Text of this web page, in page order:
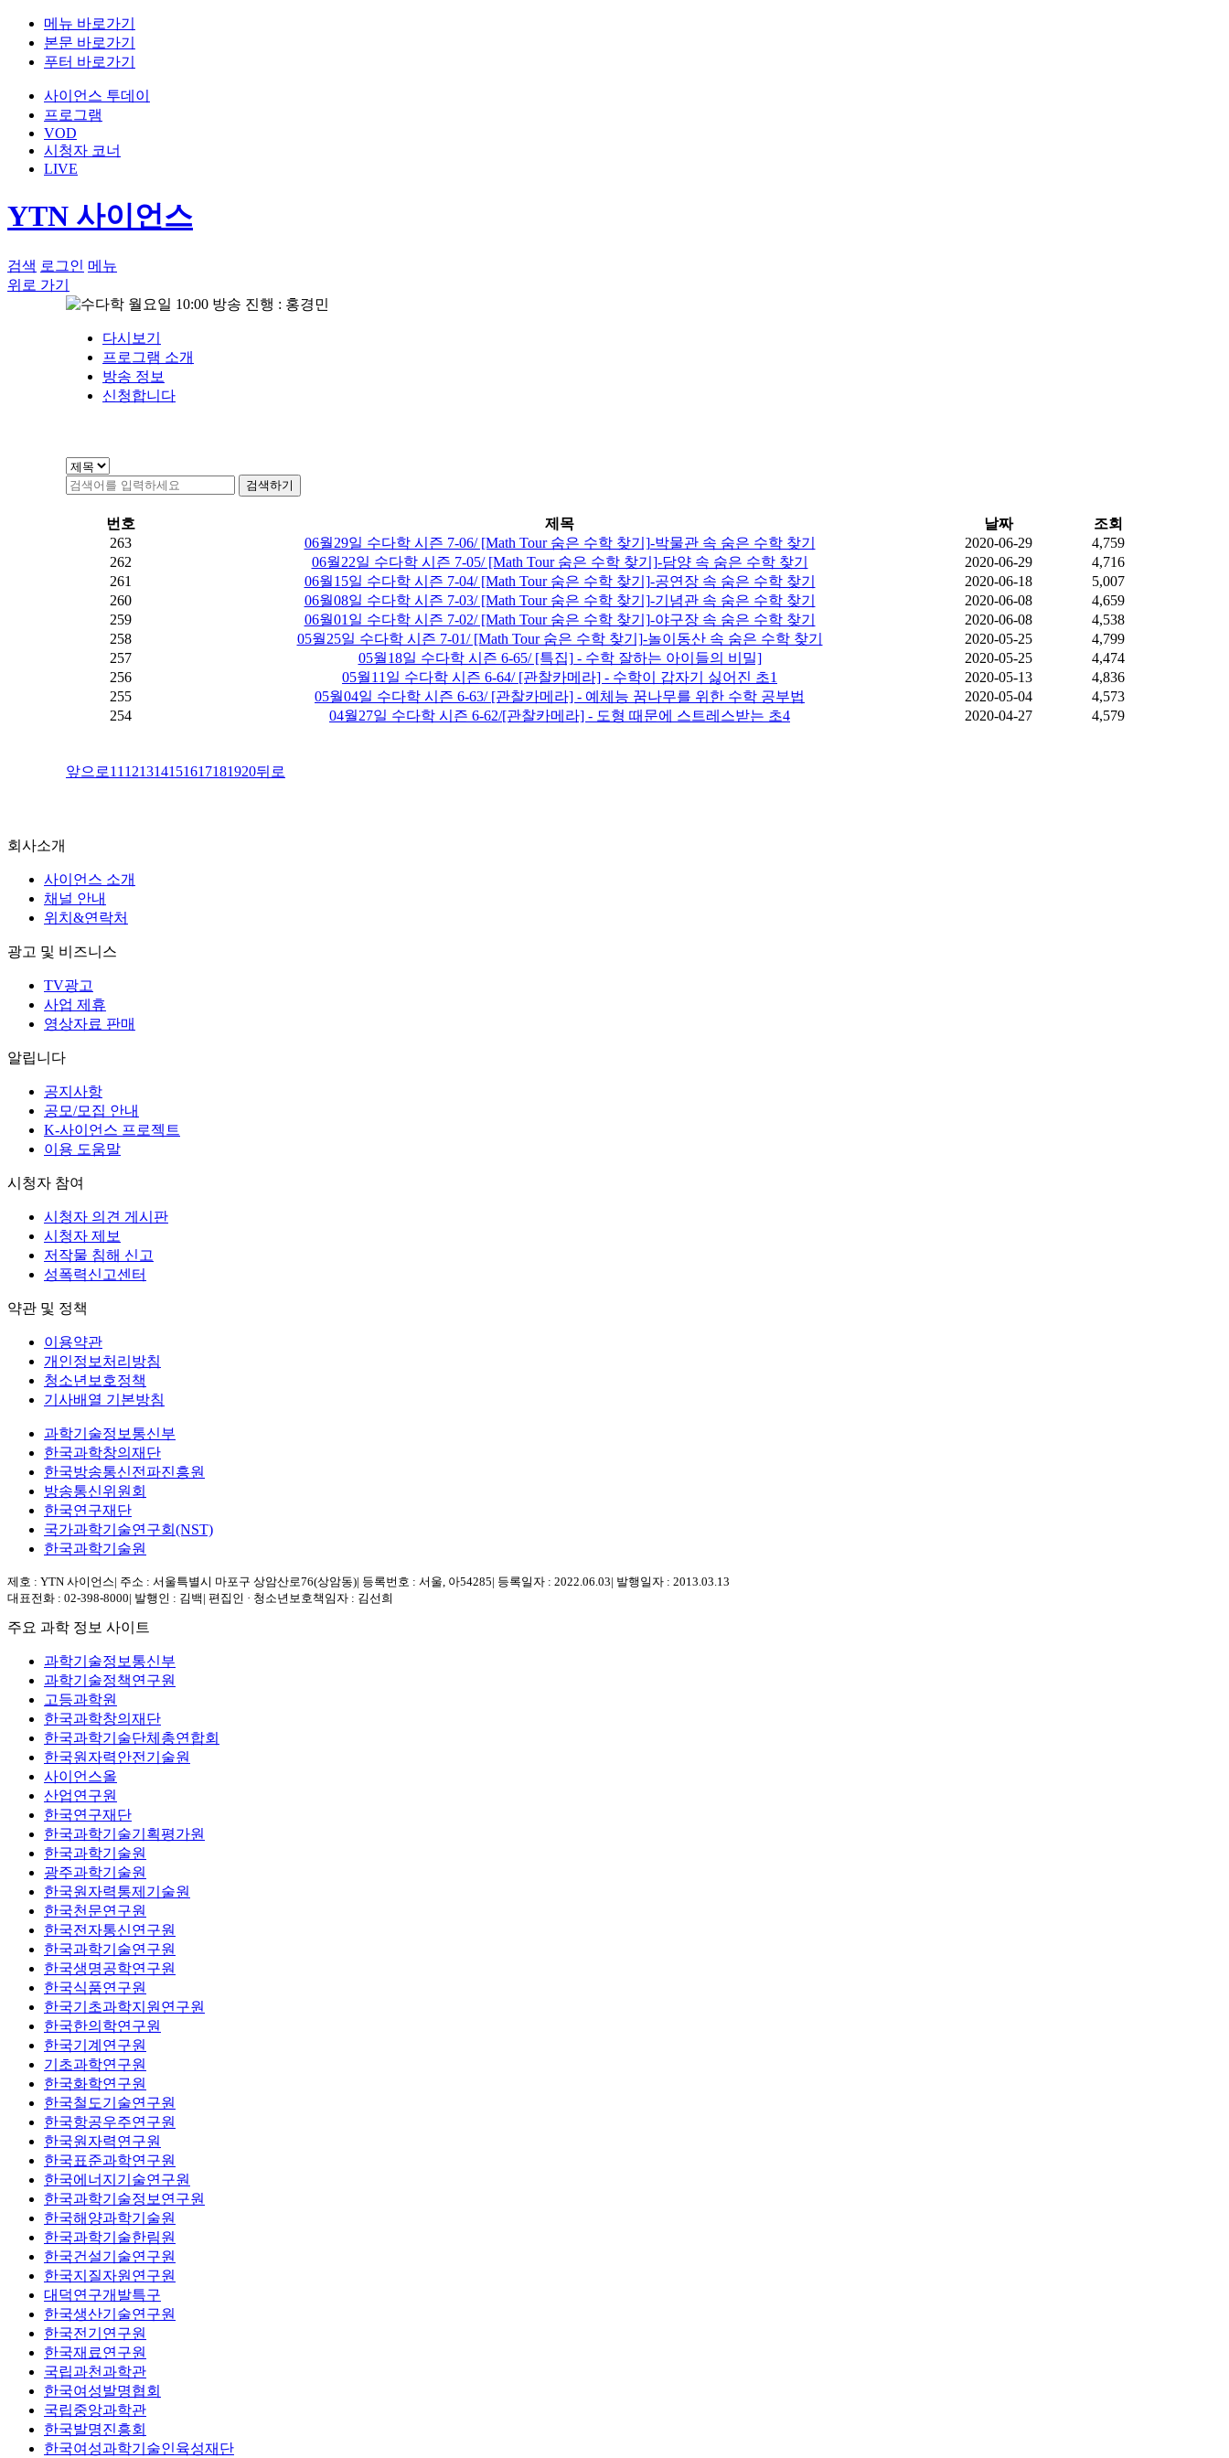
메뉴 바로가기
본문 바로가기
푸터 바로가기
사이언스 투데이
프로그램
VOD
시청자 코너
LIVE
YTN 사이언스
검색 로그인 메뉴
위로 가기
월요일 10:00 방송 진행 : 홍경민
다시보기
프로그램 소개
방송 정보
신청합니다
검색하기
번호 제목 날짜
조회
263
06월29일 수다학 시즌 7-06/ [Math Tour 숨은 수학 찾기]-박물관 속 숨은 수학 찾기 2020-06-29
4,759
262
06월22일 수다학 시즌 7-05/ [Math Tour 숨은 수학 찾기]-담양 속 숨은 수학 찾기 2020-06-29
4,716
261
06월15일 수다학 시즌 7-04/ [Math Tour 숨은 수학 찾기]-공연장 속 숨은 수학 찾기 2020-06-18
5,007
260
06월08일 수다학 시즌 7-03/ [Math Tour 숨은 수학 찾기]-기념관 속 숨은 수학 찾기 2020-06-08
4,659
259
06월01일 수다학 시즌 7-02/ [Math Tour 숨은 수학 찾기]-야구장 속 숨은 수학 찾기 2020-06-08
4,538
258
05월25일 수다학 시즌 7-01/ [Math Tour 숨은 수학 찾기]-놀이동산 속 숨은 수학 찾기 2020-05-25
4,799
257
05월18일 수다학 시즌 6-65/ [특집] - 수학 잘하는 아이들의 비밀] 2020-05-25
4,474
256
05월11일 수다학 시즌 6-64/ [관찰카메라] - 수학이 갑자기 싫어진 초1 2020-05-13
4,836
255
05월04일 수다학 시즌 6-63/ [관찰카메라] - 예체능 꿈나무를 위한 수학 공부법 2020-05-04
4,573
254
04월27일 수다학 시즌 6-62/[관찰카메라] - 도형 때문에 스트레스받는 초4 2020-04-27 4,579
앞으로11 121314151617181920뒤로
회사소개
사이언스 소개
채널 안내
위치&연락처
광고 및 비즈니스
TV광고
사업 제휴
영상자료 판매
알립니다
공지사항
공모/모집 안내
K-사이언스 프로젝트
이용 도움말
시청자 참여
시청자 의견 게시판
시청자 제보
저작물 침해 신고
성폭력신고센터
약관 및 정책
이용약관
개인정보처리방침
청소년보호정책
기사배열 기본방침
과학기술정보통신부
한국과학창의재단
한국방송통신전파진흥원
방송통신위원회
한국연구재단
국가과학기술연구회(NST)
한국과학기술원
제호 : YTN 사이언스| 주소 : 서울특별시 마포구 상암산로76(상암동)| 등록번호 : 서울, 아54285| 등록일자 : 2022.06.03| 발행일자 : 2013.03.13
대표전화 : 02-398-8000| 발행인 : 김백 | 편집인 · 청소년보호책임자 : 김선희
주요 과학 정보 사이트
과학기술정보통신부
과학기술정책연구원
고등과학원
한국과학창의재단
한국과학기술단체총연합회
한국원자력안전기술원
사이언스올
산업연구원
한국연구재단
한국과학기술기획평가원
한국과학기술원
광주과학기술원
한국원자력통제기술원
한국천문연구원
한국전자통신연구원
한국과학기술연구원
한국생명공학연구원
한국식품연구원
한국기초과학지원연구원
한국한의학연구원
한국기계연구원
기초과학연구원
한국화학연구원
한국철도기술연구원
한국항공우주연구원
한국원자력연구원
한국표준과학연구원
한국에너지기술연구원
한국과학기술정보연구원
한국해양과학기술원
한국과학기술한림원
한국건설기술연구원
한국지질자원연구원
대덕연구개발특구
한국생산기술연구원
한국전기연구원
한국재료연구원
국립과천과학관
한국여성발명협회
국립중앙과학관
한국발명진흥회
한국여성과학기술인육성재단